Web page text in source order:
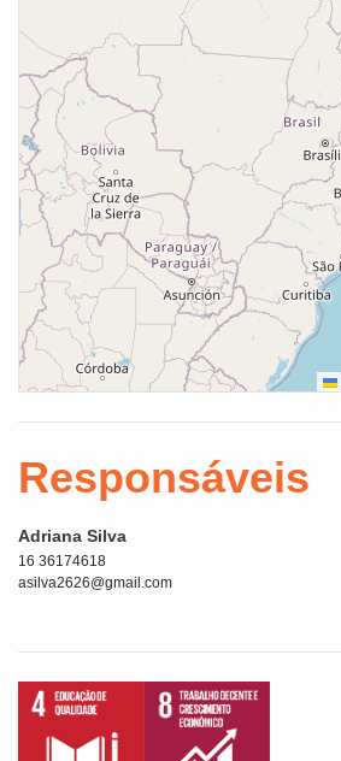
Responsáveis
Adriana Silva
16 36174618
asilva2626@gmail.com